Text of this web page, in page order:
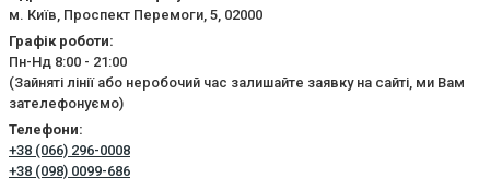
м. Київ, Проспект Перемоги, 5, 02000
Графік роботи:
Пн-Нд 8:00 - 21:00
(Зайняті лінії або неробочий час залишайте заявку на сайті, ми Вам
зателефонуємо)
Телефони:
+38 (066) 296-0008
+38 (098) 0099-686